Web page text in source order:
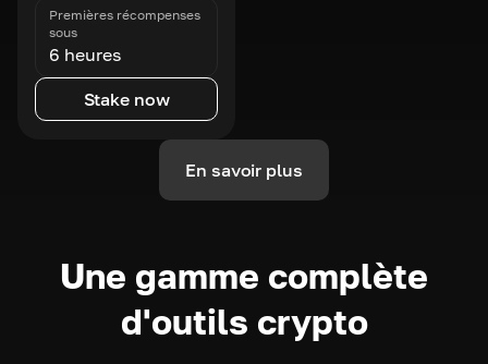
Premières récompenses
sous
6 heures
Stake now
En savoir plus
Une gamme complète
d'outils crypto